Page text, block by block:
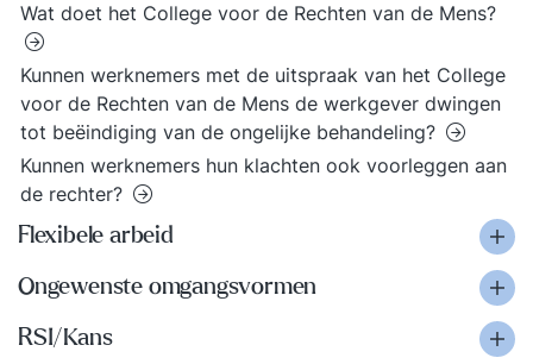
Wat doet het College voor de Rechten van de Mens?
Kunnen werknemers met de uitspraak van het College
voor de Rechten van de Mens de werkgever dwingen
tot beëindiging van de ongelijke behandeling?
Kunnen werknemers hun klachten ook voorleggen aan
de rechter?
Flexibele arbeid
Ongewenste omgangsvormen
RSI/Kans